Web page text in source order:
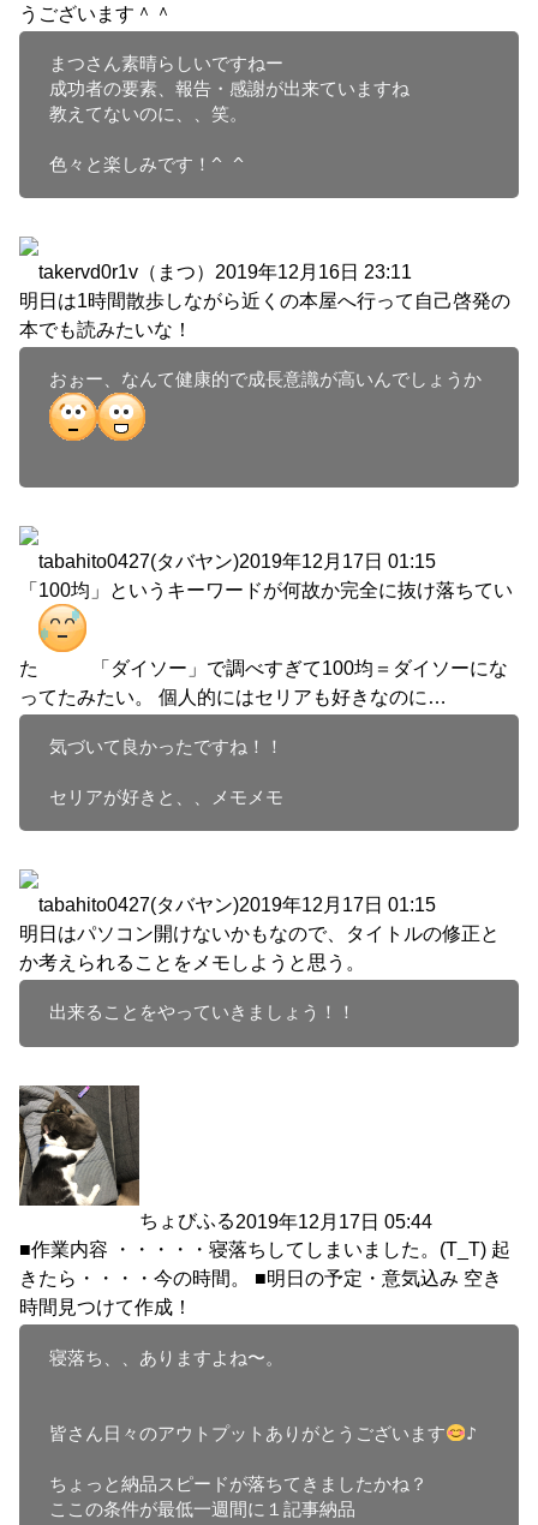
うございます＾＾
まつさん素晴らしいですねー
成功者の要素、報告・感謝が出来ていますね
教えてないのに、、笑。
色々と楽しみです！^ ^
takervd0r1v（まつ） 2019年12月16日 23:11
明日は1時間散歩しながら近くの本屋へ行って自己啓発の
本でも読みたいな！
おぉー、なんて健康的で成長意識が高いんでしょうか
tabahito0427(タバヤン)2019年12月17日 01:15
「100均」というキーワードが何故か完全に抜け落ちてい
た
「ダイソー」で調べすぎて100均＝ダイソーにな
ってたみたい。 個人的にはセリアも好きなのに…
気づいて良かったですね！！
セリアが好きと、、メモメモ
tabahito0427(タバヤン)2019年12月17日 01:15
明日はパソコン開けないかもなので、タイトルの修正と
か考えられることをメモしようと思う。
出来ることをやっていきましょう！！
ちょびふる2019年12月17日 05:44
■作業内容 ・・・・・寝落ちしてしまいました。(T_T) 起
きたら・・・・今の時間。 ■明日の予定・意気込み 空き
時間見つけて作成！
寝落ち、、ありますよね〜。
皆さん日々のアウトプットありがとうございます ♪
ちょっと納品スピードが落ちてきましたかね？
ここの条件が最低一週間に１記事納品